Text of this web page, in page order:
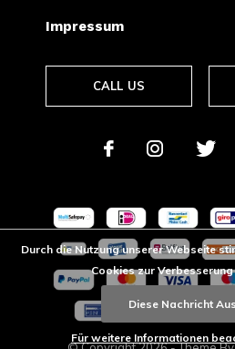
Impressum
CALL US
Durch die Nutzung unserer Webseite
Cookies zur
Diese Nachricht
Für weitere Informationen